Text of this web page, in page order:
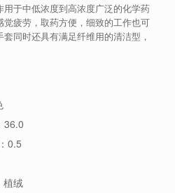
于中低浓度到高浓度广泛的化学药
疲劳，取药方便，细致的工作也可
同时还具有满足纤维用的清洁型，
36.0
0.5
植绒